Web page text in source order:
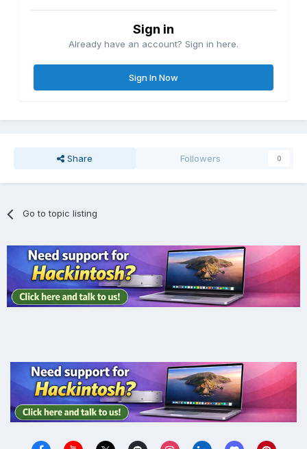
Sign in
Already have an account? Sign in here.
Sign In Now
Share Followers 0
Go to topic listing